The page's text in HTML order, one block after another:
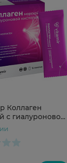
Коллаген
с гиалуроновой
порошок стик-